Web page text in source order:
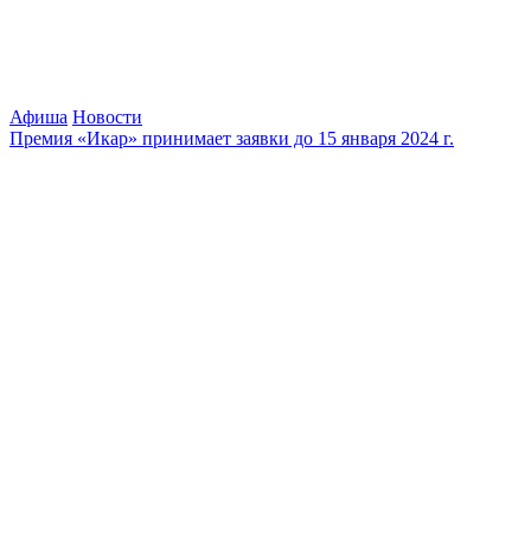
Афиша Новости
Премия «Икар» принимает заявки до 15 января 2024 г.